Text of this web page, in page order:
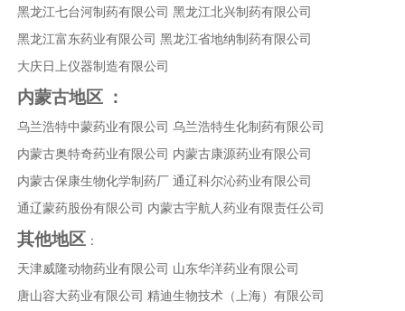
黑龙江七台河制药有限公司 黑龙江北兴制药有限公司
黑龙江富东药业有限公司 黑龙江省地纳制药有限公司
大庆日上仪器制造有限公司
内蒙古地区 ：
乌兰浩特中蒙药业有限公司 乌兰浩特生化制药有限公司
内蒙古奥特奇药业有限公司 内蒙古康源药业有限公司
内蒙古保康生物化学制药厂 通辽科尔沁药业有限公司
通辽蒙药股份有限公司 内蒙古宇航人药业有限责任公司
其他地区 ：
天津威隆动物药业有限公司 山东华洋药业有限公司
唐山容大药业有限公司 精迪生物技术（上海）有限公司